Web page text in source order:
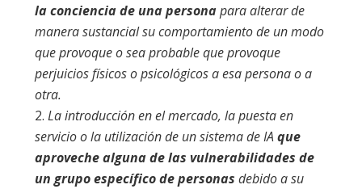
la conciencia de una personapara alterar de
manera sustancial su comportamiento de un modo
que provoque o sea probable que provoque
perjuicios físicos o psicológicos a esa persona o a
otra.
La introducción en el mercado, la puesta en
servicio o la utilización de un sistema de IAque
aproveche alguna de las vulnerabilidades de
un grupo específico de personas debido a su